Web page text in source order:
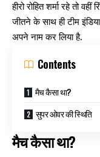
हीरो रोहित शर्मा रहे तो
जीतने के साथ ही टीम इंडिया
अपने नाम कर लिया है.
Contents
मैच कैसा था?
सुपर ओवर की स्थिति
मैच कैसा था?